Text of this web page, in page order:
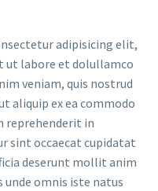
adipisicing elit,
ut labore et dolullamco
veniam, quis nostrud
aliquip ex ea commodo
reprehenderit in
sint occaecat cupidatat
deserunt mollit anim
unde omnis iste natus